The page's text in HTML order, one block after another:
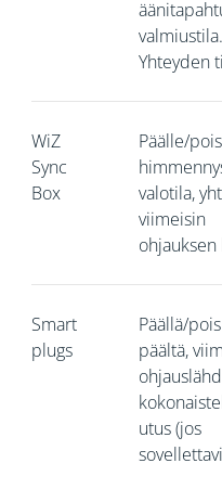
valmiustila.
Yhteyden
WiZ
Sync
Box
Päälle/
valotila,
viimeisin
ohjauksen
Smart
plugs
Päällä/pois
päältä,
utus (jos